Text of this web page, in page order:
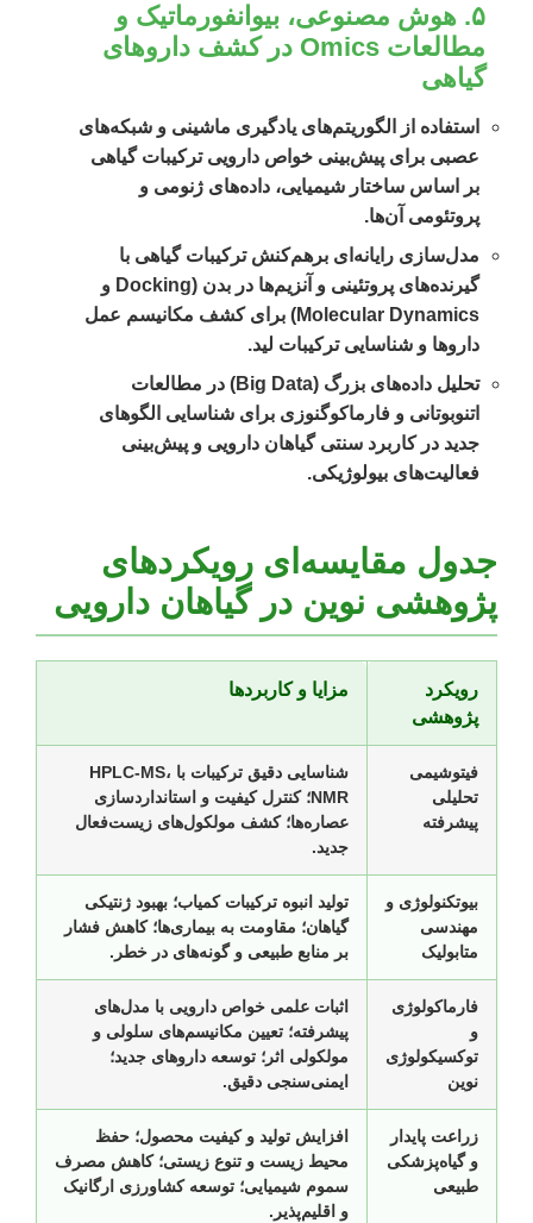
۵. هوش مصنوعی، بیوانفورماتیک و
مطالعات Omics در کشف داروهای
گیاهی
استفاده از الگوریتم‌های یادگیری ماشینی و شبکه‌های
عصبی برای پیش‌بینی خواص دارویی ترکیبات گیاهی
بر اساس ساختار شیمیایی، داده‌های ژنومی و
پروتئومی آن‌ها.
مدل‌سازی رایانه‌ای برهم‌کنش ترکیبات گیاهی با
گیرنده‌های پروتئینی و آنزیم‌ها در بدن (Docking و
Molecular Dynamics) برای کشف مکانیسم عمل
داروها و شناسایی ترکیبات لید.
تحلیل داده‌های بزرگ (Big Data) در مطالعات
اتنوبوتانی و فارماکوگنوزی برای شناسایی الگوهای
جدید در کاربرد سنتی گیاهان دارویی و پیش‌بینی
فعالیت‌های بیولوژیکی.
جدول مقایسه‌ای رویکردهای
پژوهشی نوین در گیاهان دارویی
رویکرد
پژوهشی
مزایا و کاربردها
فیتوشیمی
تحلیلی
پیشرفته
شناسایی دقیق ترکیبات با HPLC-MS،
NMR؛ کنترل کیفیت و استانداردسازی
عصاره‌ها؛ کشف مولکول‌های زیست‌فعال
جدید.
بیوتکنولوژی و
مهندسی
متابولیک
تولید انبوه ترکیبات کمیاب؛ بهبود ژنتیکی
گیاهان؛ مقاومت به بیماری‌ها؛ کاهش فشار
بر منابع طبیعی و گونه‌های در خطر.
فارماکولوژی
و
توکسیکولوژی
نوین
اثبات علمی خواص دارویی با مدل‌های
پیشرفته؛ تعیین مکانیسم‌های سلولی و
مولکولی اثر؛ توسعه داروهای جدید؛
ایمنی‌سنجی دقیق.
زراعت پایدار
و گیاه‌پزشکی
طبیعی
افزایش تولید و کیفیت محصول؛ حفظ
محیط زیست و تنوع زیستی؛ کاهش مصرف
سموم شیمیایی؛ توسعه کشاورزی ارگانیک
و اقلیم‌پذیر.